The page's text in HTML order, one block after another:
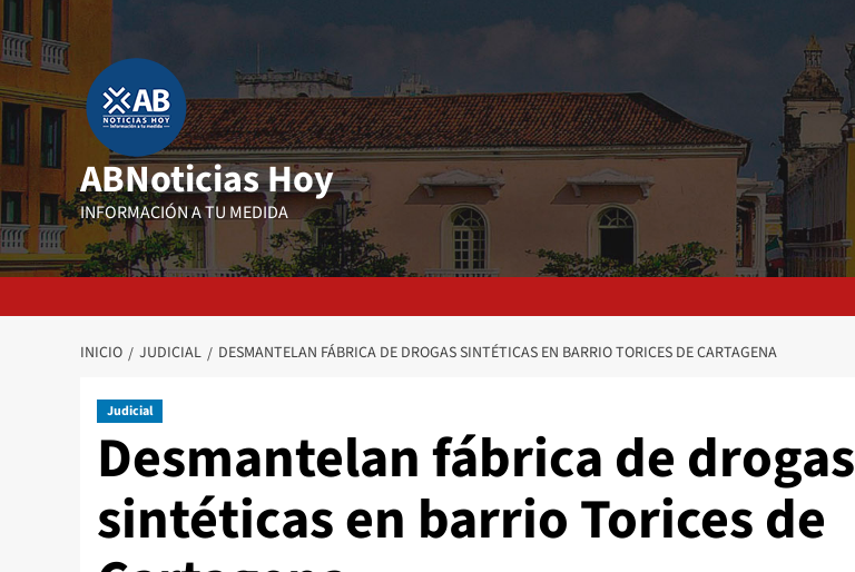
al
contenido
ABNoticias Hoy
INFORMACIÓN A TU MEDIDA
INICIO JUDICIAL DESMANTELAN FÁBRICA DE DROGAS SINTÉTICAS EN BARRIO TORICES DE CARTAGENA
Judicial
Desmantelan fábrica de drogas
sintéticas en barrio Torices de